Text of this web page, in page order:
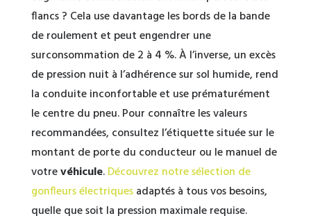
flancs ? Cela use davantage les bords de la bande
de roulement et peut engendrer une
surconsommation de 2 à 4 %. À l’inverse, un excès
de pression nuit à l’adhérence sur sol humide, rend
la conduite inconfortable et use prématurément
le centre du pneu. Pour connaître les valeurs
recommandées, consultez l’étiquette située sur le
montant de porte du conducteur ou le manuel de
votrevéhicule.Découvrez notre sélection de
gonfleurs électriquesadaptés à tous vos besoins,
quelle que soit la pression maximale requise.